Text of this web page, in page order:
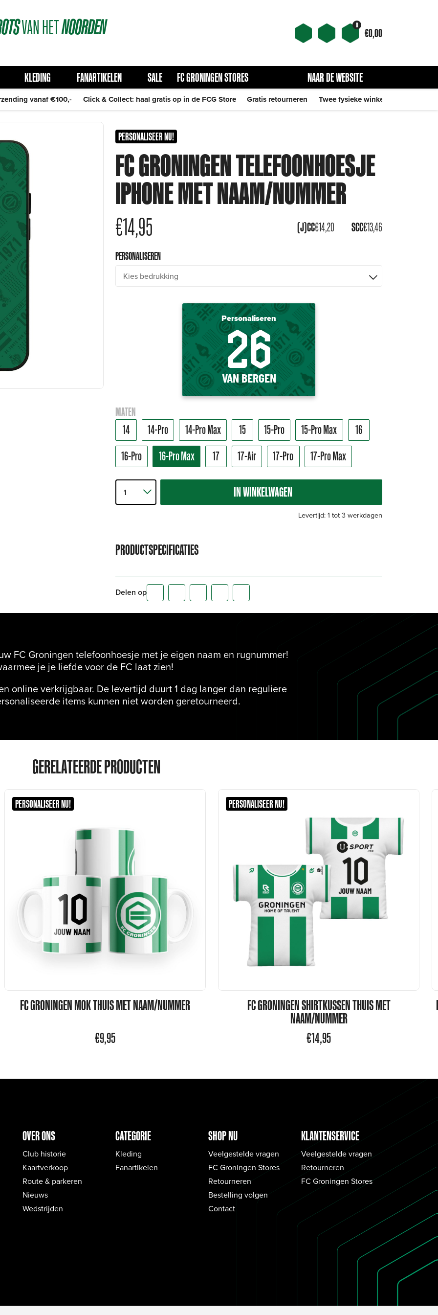
VANHETNOORDEN 0
€0,00
KLEDING FANARTIKELEN SALE FC GRONINGEN STORES NAAR DE WEBSITE
vanaf €100,- Click & Collect: haal gratis op in de FCG Store Gratis retourneren Twee fysieke winkels
PERSONALISEER NU!
FC GRONINGEN TELEFOONHOESJE
IPHONE MET NAAM/NUMMER
€14,95 (J)CC€14,20 SCC€13,46
PERSONALISEREN
Personaliseren
26
VAN BERGEN
MATEN
14 14-Pro 14-Pro Max 15 15-Pro 15-Pro Max
16
16-Pro
16-Pro Max 17 17-Air 17-Pro 17-Pro Max
IN WINKELWAGEN
Levertijd: 1 tot 3 werkdagen
PRODUCTSPECIFICATIES
Delen op
FC Groningen telefoonhoesje met je eigen naam en rugnummer!
je je liefde voor de FC laat zien!
online verkrijgbaar. De levertijd duurt 1 dag langer dan reguliere
items kunnen niet worden geretourneerd.
GERELATEERDE PRODUCTEN
PERSONALISEER NU!
FC GRONINGEN MOK THUIS MET NAAM/NUMMER
€9,95
PERSONALISEER NU!
FC GRONINGEN SHIRTKUSSEN THUIS MET
NAAM/NUMMER
€14,95
OVER ONS
Club historie
Kaartverkoop
Route & parkeren
Nieuws
Wedstrijden
CATEGORIE
Kleding
Fanartikelen
SHOP NU
Veelgestelde vragen
FC Groningen Stores
Retourneren
Bestelling volgen
Contact
KLANTENSERVICE
Veelgestelde vragen
Retourneren
FC Groningen Stores